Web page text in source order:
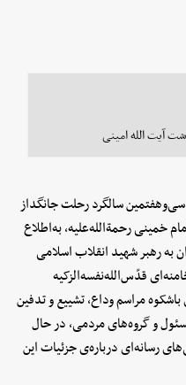
آیت الله امینی
سالگرد رحلت جانگداز
خمینی رحمةالله‌علیه، به‌اطلاع
به رهبر شهید انقلاب اسلامی
قدّس‌الله‌نفسه‌الزکیه
باشکوه مراسم وداع، تشییع و تدفین
و گروه‌های مردمی، در حال
رسانه‌ای درباره‌ی جزئیات این